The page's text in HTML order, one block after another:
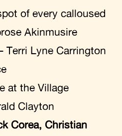
of every calloused
Akinmusire
Terri Lyne Carrington
at the Village
Clayton
Corea, Christian